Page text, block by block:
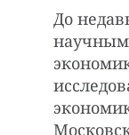
До
научным